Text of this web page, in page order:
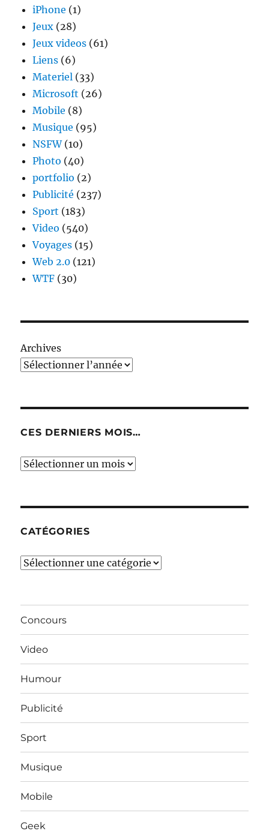
iPhone (1)
Jeux (28)
Jeux videos (61)
Liens (6)
Materiel (33)
Microsoft (26)
Mobile (8)
Musique (95)
NSFW(10)
Photo (40)
portfolio (2)
Publicité (237)
Sport (183)
Video (540)
Voyages (15)
Web 2.0 (121)
WTF (30)
Archives
CES DERNIERS MOIS…
Ces
CATÉGORIES
Catégories
Concours
Video
Humour
Publicité
Sport
Musique
Mobile
Geek